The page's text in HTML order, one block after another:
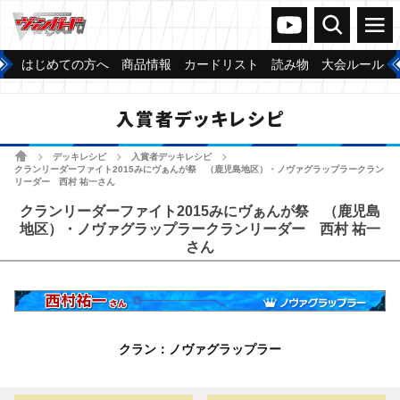
ヴァンガードch
検索 メニュー
はじめての方へ 商品情報 カードリスト 読み物 大会ルール
入賞者デッキレシピ
ホームデッキレシピ 入賞者デッキレシピ
クランリーダーファイト2015みにヴぁんが祭 （鹿児島地区）・ノヴァグラップラークラン
リーダー 西村 祐一さん
クランリーダーファイト2015みにヴぁんが祭 （鹿児島
地区）・ノヴァグラップラークランリーダー 西村 祐一
さん
クラン：ノヴァグラップラー